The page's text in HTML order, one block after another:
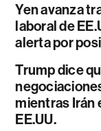
Yen avanza
laboral de
alerta por
Trump dice
mientras Irán
EE.UU.